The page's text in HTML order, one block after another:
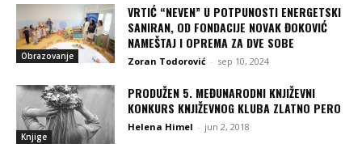
Obrazovanje
VRTIĆ “NEVEN” U POTPUNOSTI ENERGETSKI
SANIRAN, OD FONDACIJE NOVAK ĐOKOVIĆ
NAMEŠTAJ I OPREMA ZA DVE SOBE
Zoran Todorović - sep 10, 2024
Knjige
PRODUŽEN 5. MEĐUNARODNI KNJIŽEVNI
KONKURS KNJIŽEVNOG KLUBA ZLATNO PERO
Helena Himel - jun 2, 2018